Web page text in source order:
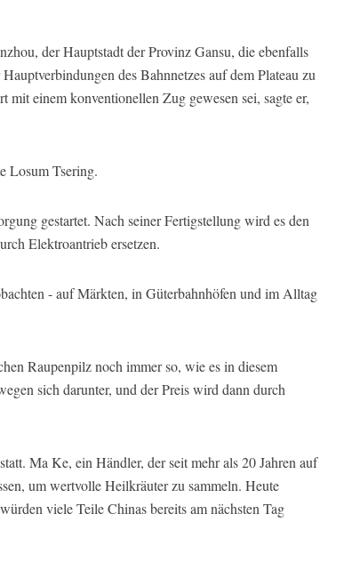
der Hauptstadt der Provinz Gansu, die ebenfalls
des Bahnnetzes auf dem Plateau zu
einem konventionellen Zug gewesen sei, sagte er,
Losum Tsering.
gestartet. Nach seiner Fertigstellung wird es den
Elektroantrieb ersetzen.
- auf Märkten, in Güterbahnhöfen und im Alltag
Raupenpilz noch immer so, wie es in diesem
sich darunter, und der Preis wird dann durch
Ma Ke, ein Händler, der seit mehr als 20 Jahren auf
um wertvolle Heilkräuter zu sammeln. Heute
viele Teile Chinas bereits am nächsten Tag